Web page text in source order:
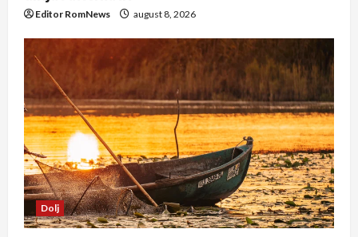
Editor RomNews august 8, 2026
Dolj